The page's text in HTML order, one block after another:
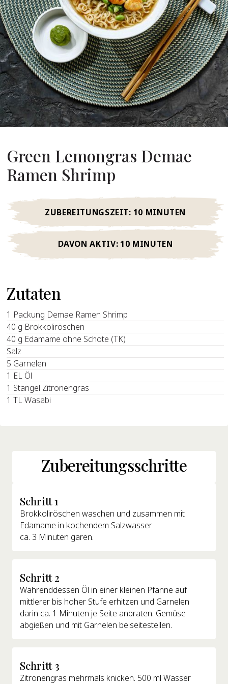
Uns
Gründer
Geschichte
Values
Karriere
Green Lemongras Demae
Ramen Shrimp
ZUBEREITUNGSZEIT: 10 MINUTEN
DAVON AKTIV: 10 MINUTEN
Zutaten
1 Packung Demae Ramen Shrimp
40 g Brokkoliröschen
40 g Edamame ohne Schote (TK)
Salz
5 Garnelen
1 EL Öl
1 Stängel Zitronengras
1 TL Wasabi
Zubereitungsschritte
Schritt 1
Brokkoliröschen waschen und zusammen mit
Edamame in kochendem Salzwasser
ca. 3 Minuten garen.
Schritt 2
Währenddessen Öl in einer kleinen Pfanne auf
mittlerer bis hoher Stufe erhitzen und Garnelen
darin ca. 1 Minuten je Seite anbraten. Gemüse
abgießen und mit Garnelen beiseitestellen.
Schritt 3
Zitronengras mehrmals knicken. 500 ml Wasser